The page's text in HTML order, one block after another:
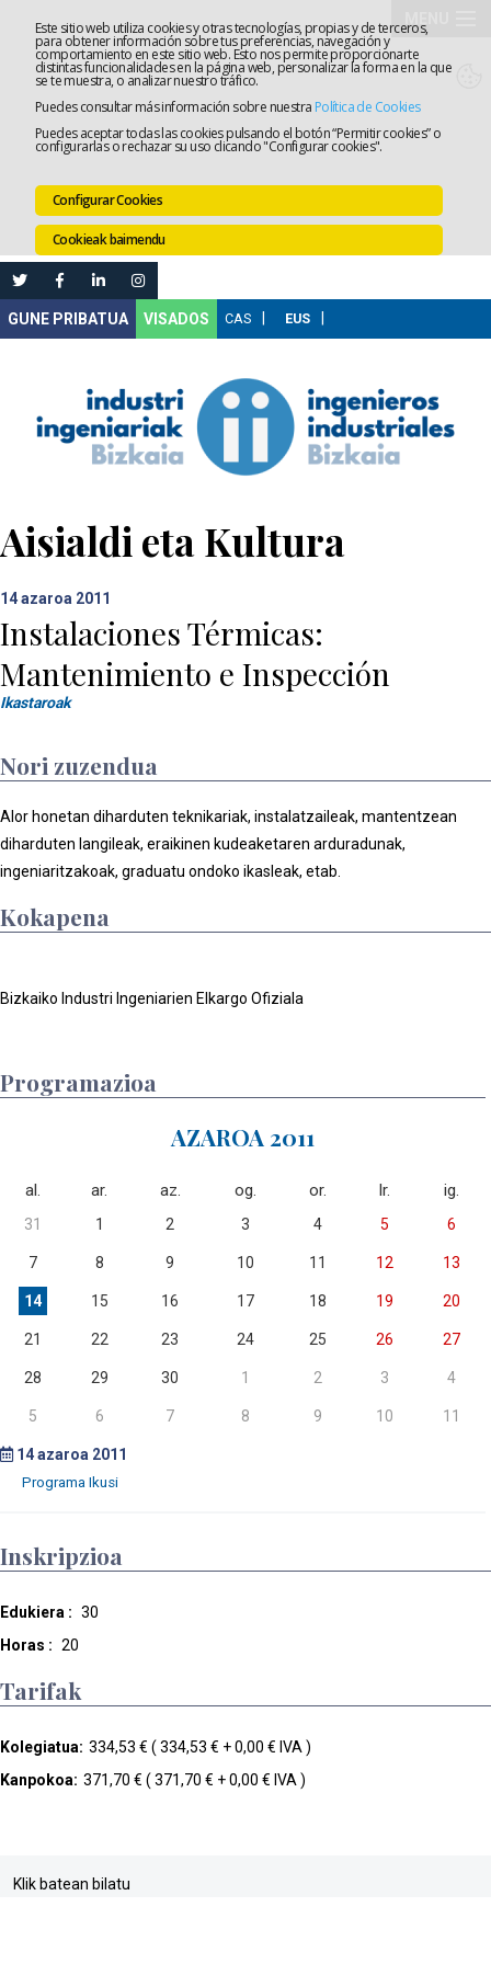
Este sitio web utiliza cookies y otras tecnologías, propias y de terceros,
para obtener información sobre tus preferencias, navegación y
comportamiento en este sitio web. Esto nos permite proporcionarte
distintas funcionalidades en la página web, personalizar la forma en la que
se te muestra, o analizar nuestro tráfico.
Puedes consultar más información sobre nuestra Política de Cookies
Puedes aceptar todas las cookies pulsando el botón “Permitir cookies” o
configurarlas o rechazar su uso clicando "Configurar cookies".
Configurar Cookies
Cookieak baimendu
VISADOS
Aisialdi eta Kultura
14azaroa 2011
Instalaciones Térmicas:
Mantenimiento e Inspección
Ikastaroak
Nori zuzendua
Alor honetan diharduten teknikariak, instalatzaileak, mantentzean
diharduten langileak, eraikinen kudeaketaren arduradunak,
ingeniaritzakoak, graduatu ondoko ikasleak, etab.
Kokapena
Bizkaiko Industri Ingeniarien Elkargo Ofiziala
Programazioa
AZAROA 2011
al. ar. az. og. or. lr. ig.
31 1 2 3 4 5 6
7 8 9 10 11 12 13
14 15 16 17 18 19 20
21 22 23 24 25 26 27
28 29 30 1 2 3 4
5 6 7 8 9 10 11
14azaroa 2011
Inskripzioa
Edukiera : 30
Horas : 20
Tarifak
Kolegiatua: 334,53 € ( 334,53 € + 0,00 € IVA )
Kanpokoa: 371,70 € ( 371,70 € + 0,00 € IVA )
Klik batean bilatu
Elkargoa
Lanaren
Leihatila